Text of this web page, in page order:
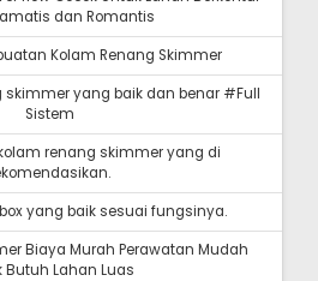
dan Romantis
Kolam Renang Skimmer
yang baik dan benar #Full
Sistem
renang skimmer yang di
yang baik sesuai fungsinya.
Biaya Murah Perawatan Mudah
Butuh Lahan Luas